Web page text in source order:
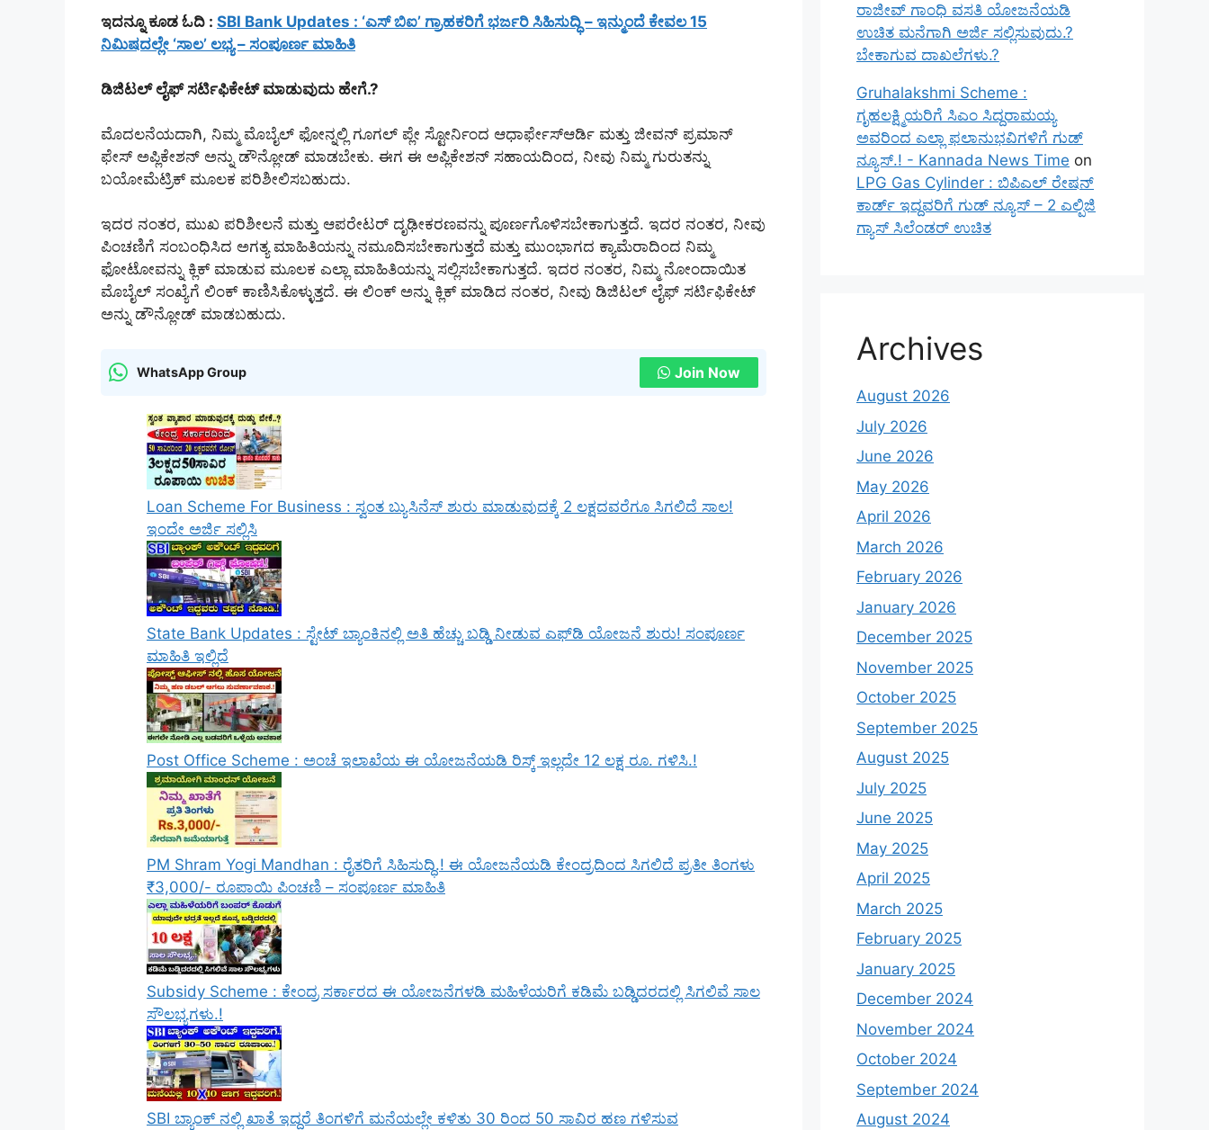
ಇದನ್ನೂ ಕೂಡ ಓದಿ : SBI Bank Updates : ‘ಎಸ್ ಬಿಐ’ ಗ್ರಾಹಕರಿಗೆ ಭರ್ಜರಿ ಸಿಹಿಸುದ್ಧಿ – ಇನ್ಮುಂದೆ ಕೇವಲ 15
ನಿಮಿಷದಲ್ಲೇ ‘ಸಾಲ’ ಲಭ್ಯ – ಸಂಪೂರ್ಣ ಮಾಹಿತಿ
ಡಿಜಿಟಲ್ ಲೈಫ್ ಸರ್ಟಿಫಿಕೇಟ್ ಮಾಡುವುದು ಹೇಗೆ.?
ಮೊದಲನೆಯದಾಗಿ, ನಿಮ್ಮ ಮೊಬೈಲ್ ಫೋನ್ನಲ್ಲಿ ಗೂಗಲ್ ಪ್ಲೇ ಸ್ಟೋರ್ನಿಂದ ಆಧಾರ್ಫೇಸ್‌ಆರ್ಡಿ ಮತ್ತು ಜೀವನ್ ಪ್ರಮಾನ್
ಫೇಸ್ ಅಪ್ಲಿಕೇಶನ್ ಅನ್ನು ಡೌನ್ಲೋಡ್ ಮಾಡಬೇಕು. ಈಗ ಈ ಅಪ್ಲಿಕೇಶನ್ ಸಹಾಯದಿಂದ, ನೀವು ನಿಮ್ಮ ಗುರುತನ್ನು
ಬಯೋಮೆಟ್ರಿಕ್ ಮೂಲಕ ಪರಿಶೀಲಿಸಬಹುದು.
ಇದರ ನಂತರ, ಮುಖ ಪರಿಶೀಲನೆ ಮತ್ತು ಆಪರೇಟರ್ ದೃಢೀಕರಣವನ್ನು ಪೂರ್ಣಗೊಳಿಸಬೇಕಾಗುತ್ತದೆ. ಇದರ ನಂತರ, ನೀವು
ಪಿಂಚಣಿಗೆ ಸಂಬಂಧಿಸಿದ ಅಗತ್ಯ ಮಾಹಿತಿಯನ್ನು ನಮೂದಿಸಬೇಕಾಗುತ್ತದೆ ಮತ್ತು ಮುಂಭಾಗದ ಕ್ಯಾಮೆರಾದಿಂದ ನಿಮ್ಮ
ಫೋಟೋವನ್ನು ಕ್ಲಿಕ್ ಮಾಡುವ ಮೂಲಕ ಎಲ್ಲಾ ಮಾಹಿತಿಯನ್ನು ಸಲ್ಲಿಸಬೇಕಾಗುತ್ತದೆ. ಇದರ ನಂತರ, ನಿಮ್ಮ ನೋಂದಾಯಿತ
ಮೊಬೈಲ್ ಸಂಖ್ಯೆಗೆ ಲಿಂಕ್ ಕಾಣಿಸಿಕೊಳ್ಳುತ್ತದೆ. ಈ ಲಿಂಕ್ ಅನ್ನು ಕ್ಲಿಕ್ ಮಾಡಿದ ನಂತರ, ನೀವು ಡಿಜಿಟಲ್ ಲೈಫ್ ಸರ್ಟಿಫಿಕೇಟ್
ಅನ್ನು ಡೌನ್ಲೋಡ್ ಮಾಡಬಹುದು.
WhatsApp Group Join Now
Loan Scheme For Business : ಸ್ವಂತ ಬ್ಯುಸಿನೆಸ್ ಶುರು ಮಾಡುವುದಕ್ಕೆ 2 ಲಕ್ಷದವರೆಗೂ ಸಿಗಲಿದೆ ಸಾಲ!
ಇಂದೇ ಅರ್ಜಿ ಸಲ್ಲಿಸಿ
State Bank Updates : ಸ್ಟೇಟ್ ಬ್ಯಾಂಕಿನಲ್ಲಿ ಅತಿ ಹೆಚ್ಚು ಬಡ್ಡಿ ನೀಡುವ ಎಫ್‌ಡಿ ಯೋಜನೆ ಶುರು! ಸಂಪೂರ್ಣ
ಮಾಹಿತಿ ಇಲ್ಲಿದೆ
Post Office Scheme : ಅಂಚೆ ಇಲಾಖೆಯ ಈ ಯೋಜನೆಯಡಿ ರಿಸ್ಕ್‌ ಇಲ್ಲದೇ 12 ಲಕ್ಷ ರೂ. ಗಳಿಸಿ.!
PM Shram Yogi Mandhan : ರೈತರಿಗೆ ಸಿಹಿಸುದ್ಧಿ.! ಈ ಯೋಜನೆಯಡಿ ಕೇಂದ್ರದಿಂದ ಸಿಗಲಿದೆ ಪ್ರತೀ ತಿಂಗಳು
₹3,000/- ರೂಪಾಯಿ ಪಿಂಚಣಿ – ಸಂಪೂರ್ಣ ಮಾಹಿತಿ
Subsidy Scheme : ಕೇಂದ್ರ ಸರ್ಕಾರದ ಈ ಯೋಜನೆಗಳಡಿ ಮಹಿಳೆಯರಿಗೆ ಕಡಿಮೆ ಬಡ್ಡಿದರದಲ್ಲಿ ಸಿಗಲಿವೆ ಸಾಲ
ಸೌಲಭ್ಯಗಳು.!
SBI ಬ್ಯಾಂಕ್ ನಲ್ಲಿ ಖಾತೆ ಇದ್ದರೆ ತಿಂಗಳಿಗೆ ಮನೆಯಲ್ಲೇ ಕಳಿತು 30 ರಿಂದ 50 ಸಾವಿರ ಹಣ ಗಳಿಸುವ
ರಾಜೀವ್ ಗಾಂಧಿ ವಸತಿ ಯೋಜನೆಯಡಿ
ಉಚಿತ ಮನೆಗಾಗಿ ಅರ್ಜಿ ಸಲ್ಲಿಸುವುದು.?
ಬೇಕಾಗುವ ದಾಖಲೆಗಳು.?
Gruhalakshmi Scheme :
ಗೃಹಲಕ್ಷ್ಮಿಯರಿಗೆ ಸಿಎಂ ಸಿದ್ದರಾಮಯ್ಯ
ಅವರಿಂದ ಎಲ್ಲಾ ಫಲಾನುಭವಿಗಳಿಗೆ ಗುಡ್
ನ್ಯೂಸ್.! - Kannada News Time on
LPG Gas Cylinder : ಬಿಪಿಎಲ್ ರೇಷನ್
ಕಾರ್ಡ್ ಇದ್ದವರಿಗೆ ಗುಡ್ ನ್ಯೂಸ್ – 2 ಎಲ್ಪಿಜಿ
ಗ್ಯಾಸ್ ಸಿಲೆಂಡರ್ ಉಚಿತ
Archives
August 2026
July 2026
June 2026
May 2026
April 2026
March 2026
February 2026
January 2026
December 2025
November 2025
October 2025
September 2025
August 2025
July 2025
June 2025
May 2025
April 2025
March 2025
February 2025
January 2025
December 2024
November 2024
October 2024
September 2024
August 2024